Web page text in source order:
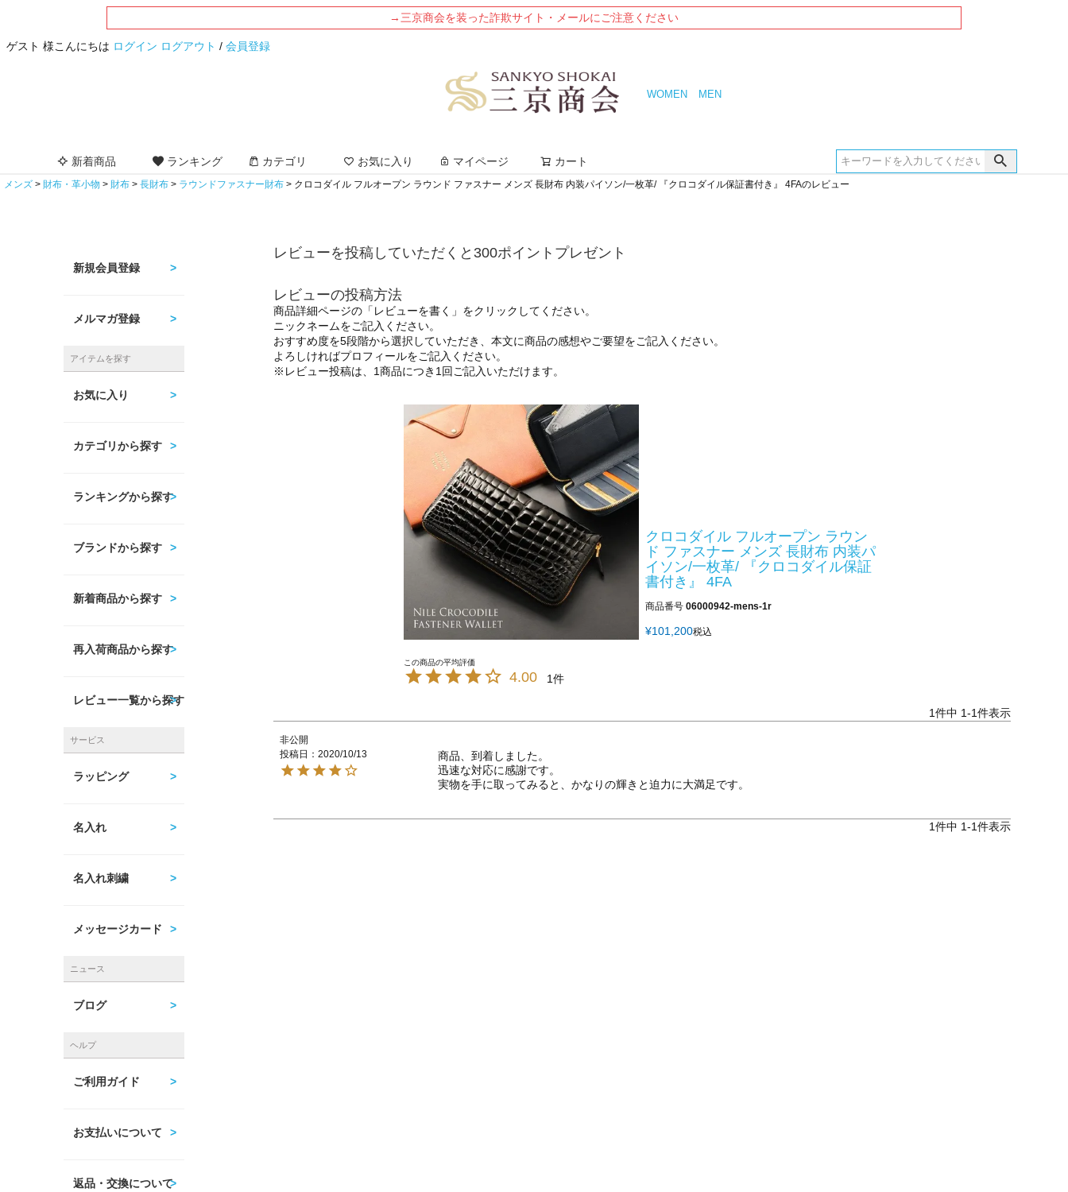
→三京商会を装った詐欺サイト・メールにご注意ください
ゲスト 様こんにちは ログイン ログアウト / 会員登録
WOMEN MEN
新着商品 ランキング カテゴリ お気に入り マイページ カート
メンズ 財布・革小物 財布 長財布 ラウンドファスナー財布 クロコダイル フルオープン ラウンド ファスナー メンズ 長財布 内装パイソン/一枚革/ 『クロコダイル保証書付き』 4FAのレビュー
新規会員登録
メルマガ登録
アイテムを探す
お気に入り
カテゴリから探す
ランキングから探す
ブランドから探す
新着商品から探す
再入荷商品から探す
レビュー一覧から探す
サービス
ラッピング
名入れ
名入れ刺繍
メッセージカード
ニュース
ブログ
ヘルプ
ご利用ガイド
お支払いについて
返品・交換について
レビューを投稿していただくと300ポイントプレゼント
レビューの投稿方法
商品詳細ページの「レビューを書く」をクリックしてください。
ニックネームをご記入ください。
おすすめ度を5段階から選択していただき、本文に商品の感想やご要望をご記入ください。
よろしければプロフィールをご記入ください。
※レビュー投稿は、1商品につき1回ご記入いただけます。
クロコダイル フルオープン ラウン
ド ファスナー メンズ 長財布 内装パ
イソン/一枚革/ 『クロコダイル保証
書付き』 4FA
商品番号 06000942-mens-1r
¥101,200税込
4.00 1
1件中 1-1件表示
非公開
投稿日
2020/10/13
商品、到着しました。
迅速な対応に感謝です。
実物を手に取ってみると、かなりの輝きと迫力に大満足です。
1件中 1-1件表示